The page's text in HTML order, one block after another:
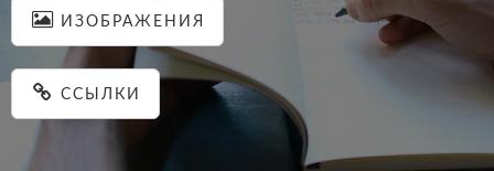
ИЗОБРАЖЕНИЯ
ССЫЛКИ